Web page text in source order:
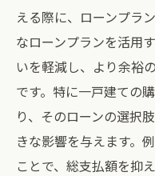
える際に、ローンプラ
なローンプランを活用
いを軽減し、より余裕
です。特に一戸建ての
り、そのローンの選択
きな影響を与えます。
ことで、総支払額を抑